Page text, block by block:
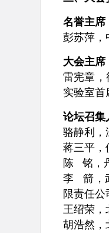
名誉主席
彭苏萍，
大会主席
雷宪章
实验室首
论坛召集
骆静利，
蒋三平，
陈 铭，
李 箭，
限责任
王绍荣，
胡浩然，